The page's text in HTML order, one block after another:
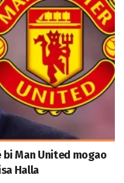
Man United mogao
Halla